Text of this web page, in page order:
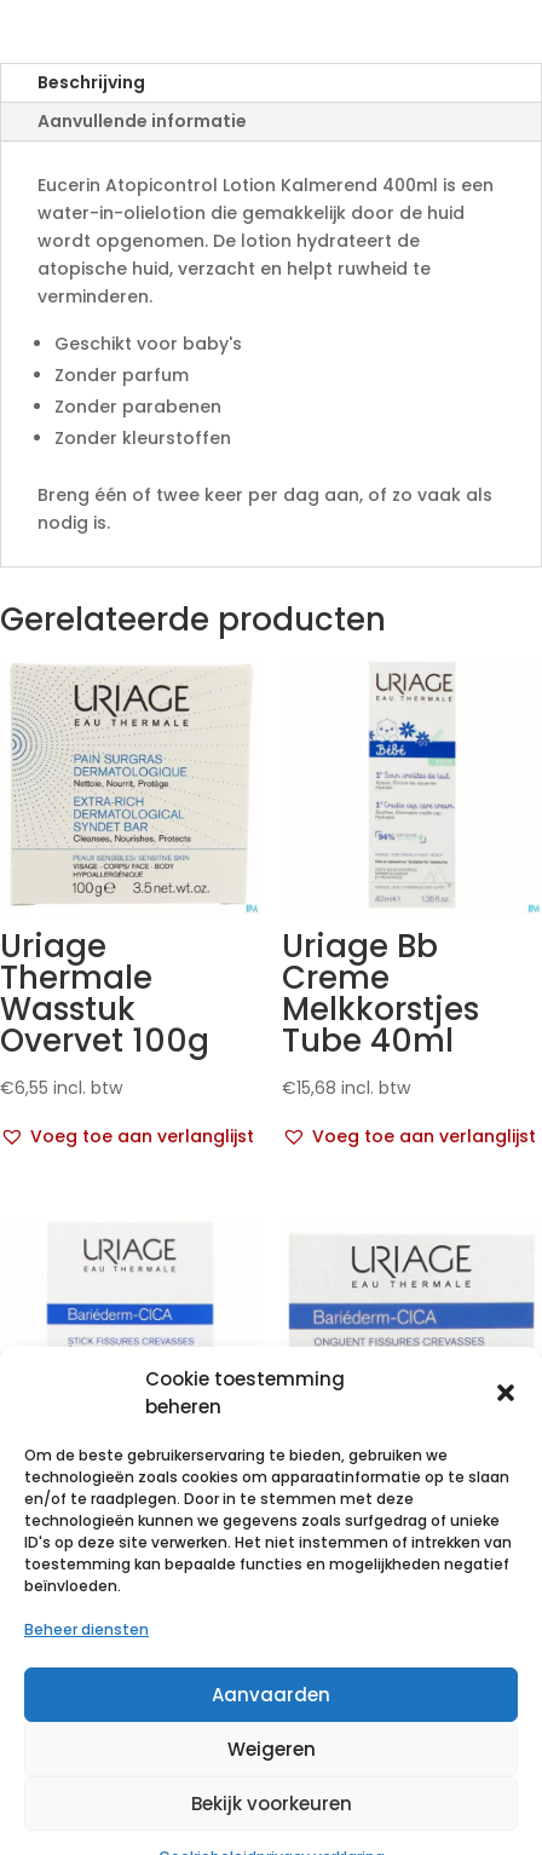
Cookie toestemming
beheren
Om de beste gebruikerservaring te bieden, gebruiken we
technologieën zoals cookies om apparaatinformatie op te slaan
en/of te raadplegen. Door in te stemmen met deze
technologieën kunnen we gegevens zoals surfgedrag of unieke
ID's op deze site verwerken. Het niet instemmen of intrekken van
toestemming kan bepaalde functies en mogelijkheden negatief
beïnvloeden.
Beheer diensten
Aanvaarden
Weigeren
Bekijk voorkeuren
a
t
Beschrijving
Aanvullende informatie
Eucerin Atopicontrol Lotion Kalmerend 400ml is een
water-in-olielotion die gemakkelijk door de huid
wordt opgenomen. De lotion hydrateert de
atopische huid, verzacht en helpt ruwheid te
verminderen.
Geschikt voor baby's
Zonder parfum
Zonder parabenen
Zonder kleurstoffen
Breng één of twee keer per dag aan, of zo vaak als
nodig is.
Gerelateerde producten
Uriage
Thermale
Wasstuk
Overvet 100g
€6,55 incl. btw
Voeg toe aan verlanglijst
Uriage Bb
Creme
Melkkorstjes
Tube 40ml
€15,68 incl. btw
Voeg toe aan verlanglijst
Uriage
Bariederm
Kloven-barsten
Stick 22g
Voeg toe aan verlanglijst
Uriage
Bariederm
Kloven-barsten
Voeg toe aan verlanglijst